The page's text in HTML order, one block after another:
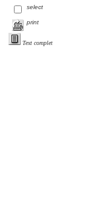
select
print
Text complet